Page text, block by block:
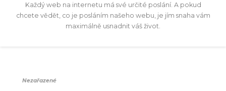
Každý web na internetu má své určité poslání. A pokud
chcete vědět, co je posláním našeho webu, je jím snaha vám
maximálně usnadnit váš život.
Nezařazené